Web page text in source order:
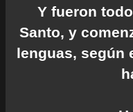
Y fueron
Santo, y
lenguas, según